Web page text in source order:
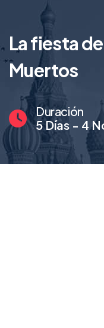
La fiesta
Muertos
Duración
5 Días - 4